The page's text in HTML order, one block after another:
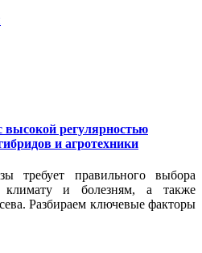
высокой регулярностью
и агротехники
требует правильного выбора
климату и болезням, а также
Разбираем ключевые факторы